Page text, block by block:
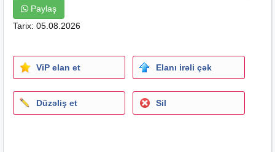
ustalarla təmin olunması:Dam örtüklərinin
quraşdırılmasini Ustalar ile də təmin edirik.
Edin Və Əsil Keyfiyyətdən Zövq Alın
#dam ortukleri
#dam ustasi
Paylaş
Tarix: 05.08.2026
ViP elan et Elanı irəli çək
Düzəliş et Sil